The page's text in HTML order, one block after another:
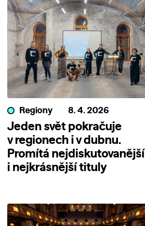
Regiony 8. 4. 2026
Jeden svět pokračuje
v regionech i v dubnu.
Promítá nejdiskutovanější
i nejkrásnější tituly